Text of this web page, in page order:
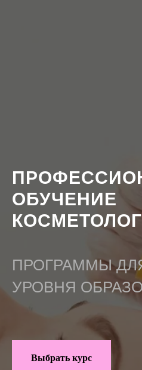
ОБУЧЕНИЕ
ПРОГРАММЫ
УРОВНЯ
Выбрать курс